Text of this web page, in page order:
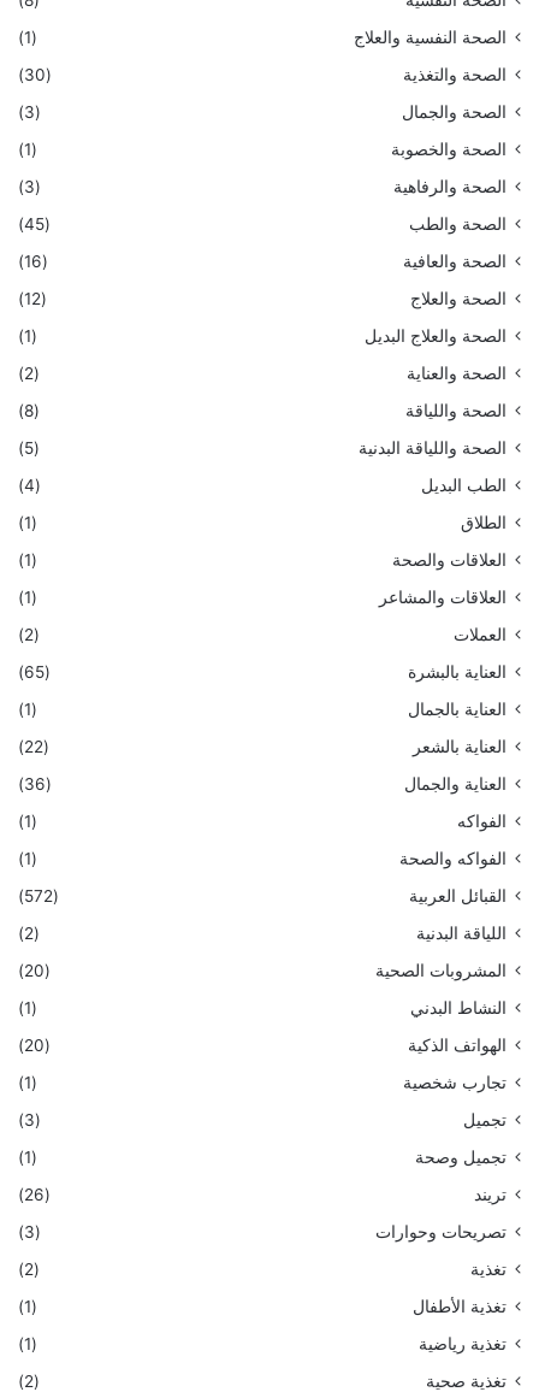
الصحة النفسية والعلاج
(1)
الصحة والتغذية
(30)
الصحة والجمال
(3)
الصحة والخصوبة
(1)
الصحة والرفاهية
(3)
الصحة والطب
(45)
الصحة والعافية
(16)
الصحة والعلاج
(12)
الصحة والعلاج البديل
(1)
الصحة والعناية
(2)
الصحة واللياقة
(8)
الصحة واللياقة البدنية
(5)
الطب البديل
(4)
الطلاق
(1)
العلاقات والصحة
(1)
العلاقات والمشاعر
(1)
العملات
(2)
العناية بالبشرة
(65)
العناية بالجمال
(1)
العناية بالشعر
(22)
العناية والجمال
(36)
الفواكه
(1)
الفواكه والصحة
(1)
القبائل العربية
(572)
اللياقة البدنية
(2)
المشروبات الصحية
(20)
النشاط البدني
(1)
الهواتف الذكية
(20)
تجارب شخصية
(1)
تجميل
(3)
تجميل وصحة
(1)
تريند
(26)
تصريحات وحوارات
(3)
تغذية
(2)
تغذية الأطفال
(1)
تغذية رياضية
(1)
تغذية صحية
(2)